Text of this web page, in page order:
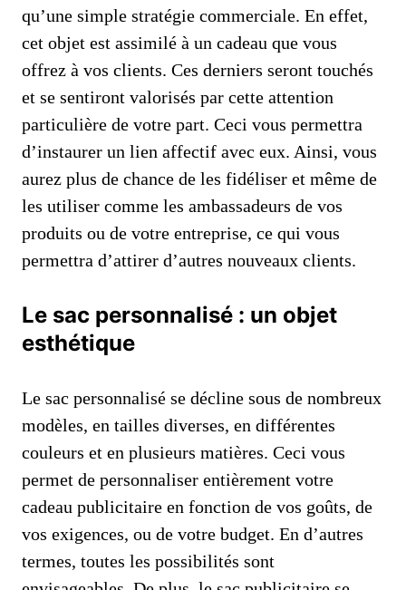
qu’une simple stratégie commerciale. En effet,
cet objet est assimilé à un cadeau que vous
offrez à vos clients. Ces derniers seront touchés
et se sentiront valorisés par cette attention
particulière de votre part. Ceci vous permettra
d’instaurer un lien affectif avec eux. Ainsi, vous
aurez plus de chance de les fidéliser et même de
les utiliser comme les ambassadeurs de vos
produits ou de votre entreprise, ce qui vous
permettra d’attirer d’autres nouveaux clients.
Le sac personnalisé : un objet
esthétique
Le sac personnalisé se décline sous de nombreux
modèles, en tailles diverses, en différentes
couleurs et en plusieurs matières. Ceci vous
permet de personnaliser entièrement votre
cadeau publicitaire en fonction de vos goûts, de
vos exigences, ou de votre budget. En d’autres
termes, toutes les possibilités sont